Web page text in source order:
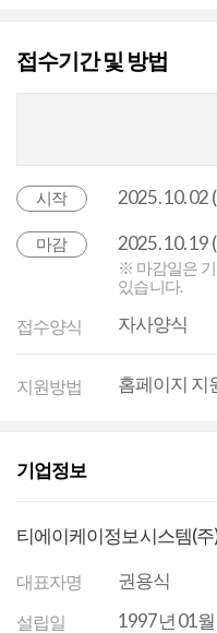
접수기간 및 방법
시작 2025. 10. 02
마감 2025. 10. 19
※ 마감일은 기
있습니다.
접수양식 자사양식
지원방법 홈페이지 지
기업정보
티에이케이정보시스템(
대표자명 권용식
설립일 1997년 01